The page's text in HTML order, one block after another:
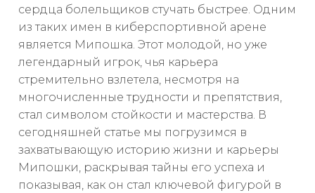
сердца болельщиков стучать быстрее. Одним
из таких имен в киберспортивной арене
является Мипошка. Этот молодой, но уже
легендарный игрок, чья карьера
стремительно взлетела, несмотря на
многочисленные трудности и препятствия,
стал символом стойкости и мастерства. В
сегодняшней статье мы погрузимся в
захватывающую историю жизни и карьеры
Мипошки, раскрывая тайны его успеха и
показывая, как он стал ключевой фигурой в